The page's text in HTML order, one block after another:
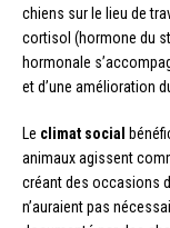
chiens sur le lieu de
cortisol (hormone du
hormonale
et d’une amélioration
Le climat social
animaux agissent
créant des occasions
n’auraient pas